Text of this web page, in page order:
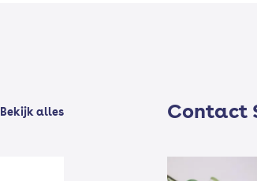
Bekijk alles Contact